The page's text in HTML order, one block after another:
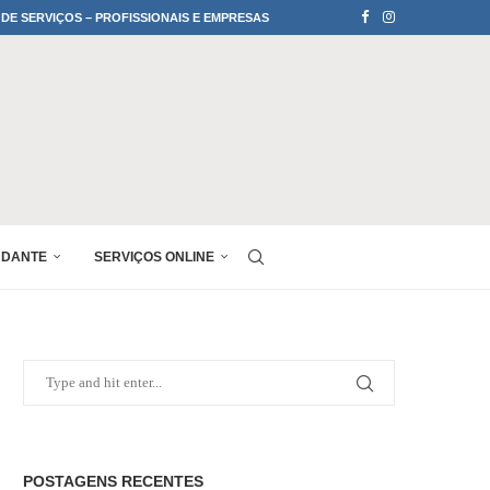
SERVIÇOS – PROFISSIONAIS E EMPRESAS
SERVIÇOS ONLINE
POSTAGENS RECENTES